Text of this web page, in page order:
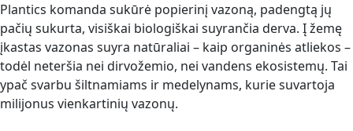
Plantics komanda sukūrė popierinį vazoną, padengtą jų
pačių sukurta, visiškai biologiškai suyrančia derva. Į žemę
įkastas vazonas suyra natūraliai – kaip organinės atliekos –
todėl neteršia nei dirvožemio, nei vandens ekosistemų. Tai
ypač svarbu šiltnamiams ir medelynams, kurie suvartoja
milijonus vienkartinių vazonų.